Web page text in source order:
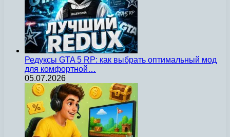
Редуксы GTA 5 RP: как выбрать оптимальный мод
для комфортной…
05.07.2026